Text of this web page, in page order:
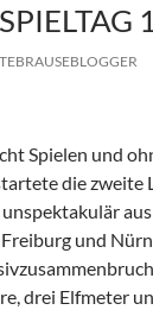
Spielen und
die zweite
und
drei Elfmeter